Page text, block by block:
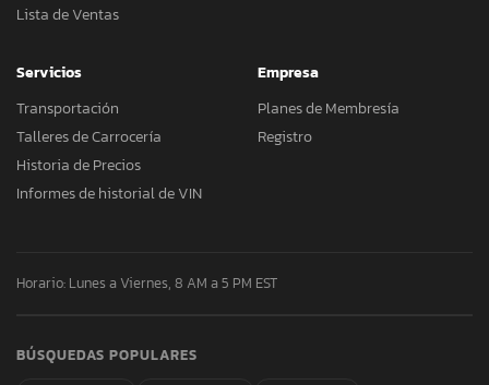
Lista de Ventas
Servicios
Transportación
Talleres de Carrocería
Historia de Precios
Informes de historial de VIN
Empresa
Planes de Membresía
Registro
Horario: Lunes a Viernes, 8 AM a 5 PM EST
BÚSQUEDAS POPULARES